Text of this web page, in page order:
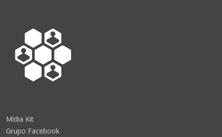
Mídia Kit
Grupo Facebook